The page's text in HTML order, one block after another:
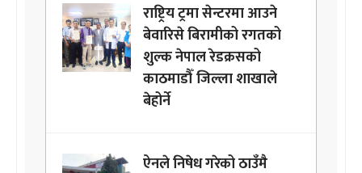
राष्ट्रिय ट्रमा सेन्टरमा आउने
बेवारिसे बिरामीको रगतको
शुल्क नेपाल रेडक्रसको
काठमाडौँ जिल्ला शाखाले
बेहोर्ने
ऐनले निषेध गरेको ठाउँमै